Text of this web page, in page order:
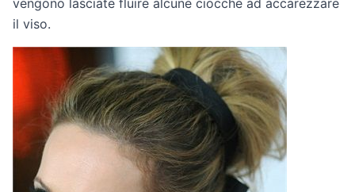
vengono lasciate fluire alcune ciocche ad accarezzare
il viso.